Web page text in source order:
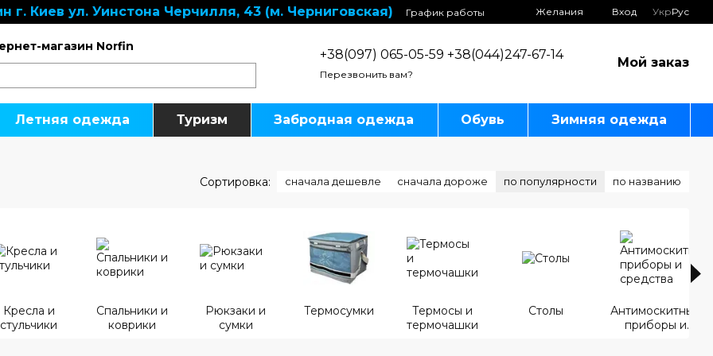
г. Киев ул. Уинстона Черчилля, 43 (м. Черниговская)
График работы
Желания Вход УкрРус
магазин Norfin
+38(097) 065-05-59 +38(044)247-67-14
Перезвонить вам?
Мой заказ
Летняя одежда Туризм Забродная одежда Обувь Зимняя одежда
Сортировка: сначала дешевле сначала дороже по популярности по названию
Кресла и
стульчики
Спальники и
коврики
Рюкзаки и
сумки
Термосумки
Термосы и
термочашки
Столы
Антимоскитные
приборы и